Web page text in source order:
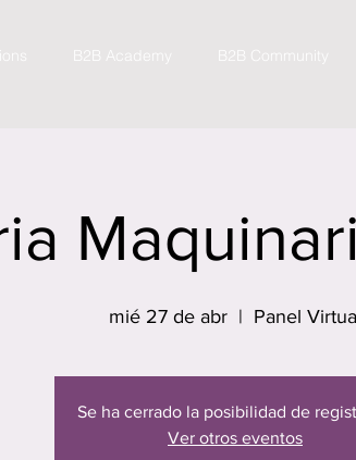
B2B Academy B2B Community
mié 27 de abr
  |
Panel
Se ha cerrado la posibilidad de
Ver otros eventos